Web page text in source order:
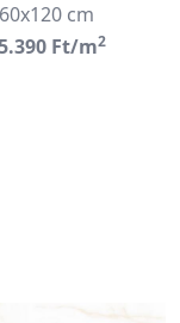
60x120 cm
Ft/m2